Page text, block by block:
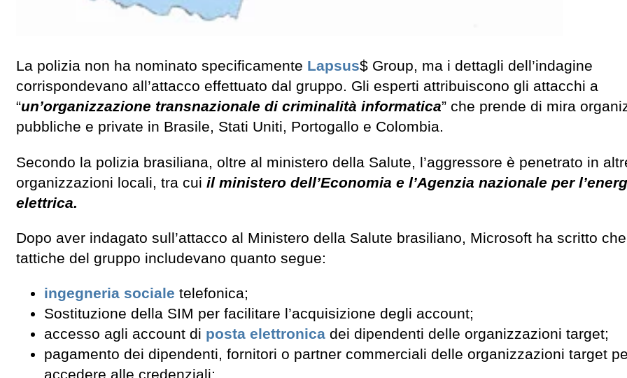
La polizia non ha nominato specificamente Lapsus$ Group, ma i dettagli dell’indagine
corrispondevano all’attacco effettuato dal gruppo. Gli esperti attribuiscono gli attacchi a
“un’organizzazione transnazionale di criminalità informatica” che prende di mira
pubbliche e private in Brasile, Stati Uniti, Portogallo e Colombia.
Secondo la polizia brasiliana, oltre al ministero della Salute, l’aggressore è penetrato in
organizzazioni locali, tra cui il ministero dell’Economia e l’Agenzia nazionale per
elettrica.
Dopo aver indagato sull’attacco al Ministero della Salute brasiliano, Microsoft ha scritto
tattiche del gruppo includevano quanto segue:
ingegneria sociale telefonica;
Sostituzione della SIM per facilitare l’acquisizione degli account;
accesso agli account di posta elettronica dei dipendenti delle organizzazioni target;
pagamento dei dipendenti, fornitori o partner commerciali delle organizzazioni target
accedere alle credenziali;